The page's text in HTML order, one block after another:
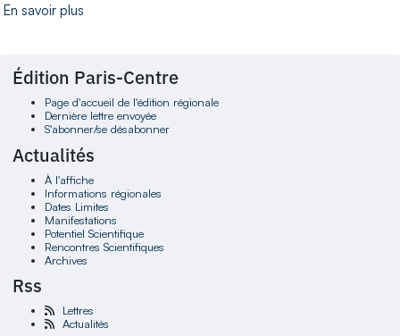
En savoir plus
Édition Paris-Centre
Page d'accueil de l'édition régionale
Dernière lettre envoyée
S'abonner/se désabonner
Actualités
À l'affiche
Informations régionales
Dates Limites
Manifestations
Potentiel Scientifique
Rencontres Scientifiques
Archives
Rss
Lettres
Actualités